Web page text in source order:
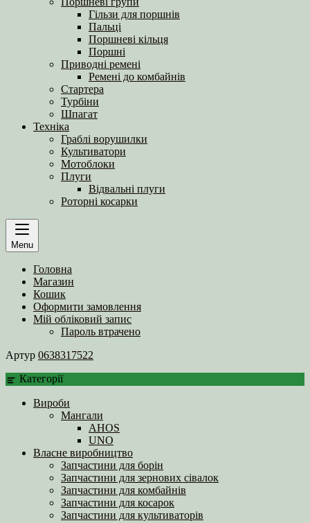
Гільзи для поршнів
Пальці
Поршневі кільця
Поршні
Приводні ремені
Ремені до комбайнів
Стартера
Турбіни
Шпагат
Техніка
Граблі ворушилки
Культиватори
Мотоблоки
Плуги
Відвальні плуги
Роторні косарки
Menu
Головна
Магазин
Кошик
Оформити замовлення
Мій обліковий запис
Пароль втрачено
Артур 0638317522
Категорії
Вироби
Мангали
AHOS
UNO
Власне виробництво
Запчастини для борін
Запчастини для зернових сівалок
Запчастини для комбайнів
Запчастини для косарок
Запчастини для культиваторів